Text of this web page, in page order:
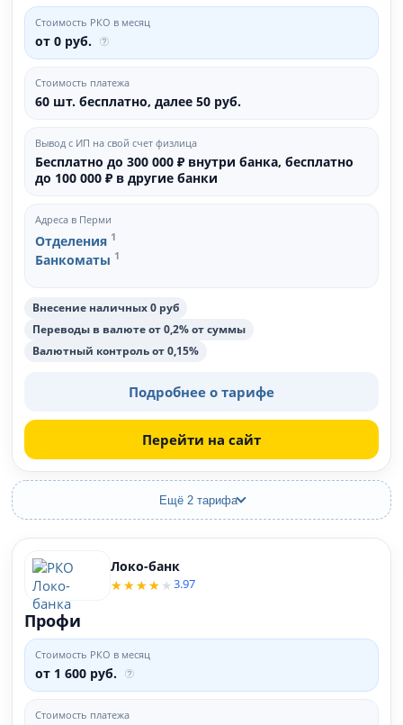
Стоимость РКО в месяц
от 0 руб.
Стоимость платежа
60 шт. бесплатно, далее 50 руб.
Вывод с ИП на свой счет физлица
Бесплатно до 300 000 ₽ внутри банка, бесплатно
до 100 000 ₽ в другие банки
Адреса в Перми
Отделения 1
Банкоматы 1
Внесение наличных 0 руб
Переводы в валюте от 0,2% от суммы
Валютный контроль от 0,15%
Подробнее о тарифе
Перейти на сайт
Ещё 2 тарифа
Локо-банк
3.97
Профи
Стоимость РКО в месяц
от 1 600 руб.
Стоимость платежа